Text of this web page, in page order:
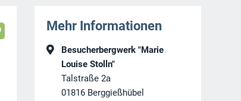
Mehr Informationen
Besucherbergwerk "Marie
Louise Stolln"
Talstraße 2a
01816 Berggießhübel